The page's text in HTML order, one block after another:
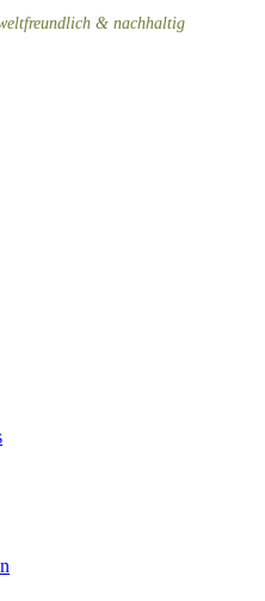
& nachhaltig